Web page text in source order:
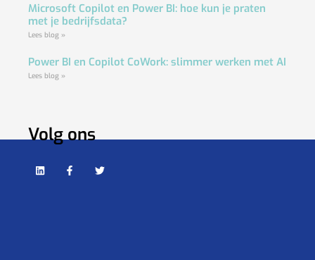
Microsoft Copilot en Power BI: hoe kun je praten
met je bedrijfsdata?
Lees blog »
Power BI en Copilot CoWork: slimmer werken met AI
Lees blog »
Volg ons